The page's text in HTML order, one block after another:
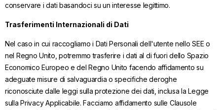
conservare i dati basandoci su un interesse legittimo.
Trasferimenti Internazionali di Dati
Nel caso in cui raccogliamo i Dati Personali dell'utente nello SEE o
nel Regno Unito, potremmo trasferire i dati al di fuori dello Spazio
Economico Europeo e del Regno Unito facendo affidamento su
adeguate misure di salvaguardia o specifiche deroghe
riconosciute dalle leggi sulla protezione dei dati, inclusa la Legge
sulla Privacy Applicabile. Facciamo affidamento sulle Clausole